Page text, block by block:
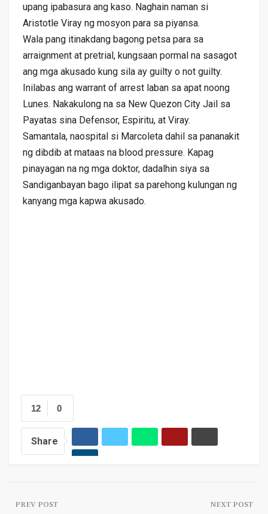
upang ipabasura ang kaso. Naghain naman si
Aristotle Viray ng mosyon para sa piyansa.
Wala pang itinakdang bagong petsa para sa
arraignment at pretrial, kungsaan pormal na sasagot
ang mga akusado kung sila ay guilty o not guilty.
Inilabas ang warrant of arrest laban sa apat noong
Lunes. Nakakulong na sa New Quezon City Jail sa
Payatas sina Defensor, Espiritu, at Viray.
Samantala, naospital si Marcoleta dahil sa pananakit
ng dibdib at mataas na blood pressure. Kapag
pinayagan na ng mga doktor, dadalhin siya sa
Sandiganbayan bago ilipat sa parehong kulungan ng
kanyang mga kapwa akusado.
0
12
Share
PREV POST NEXT POST